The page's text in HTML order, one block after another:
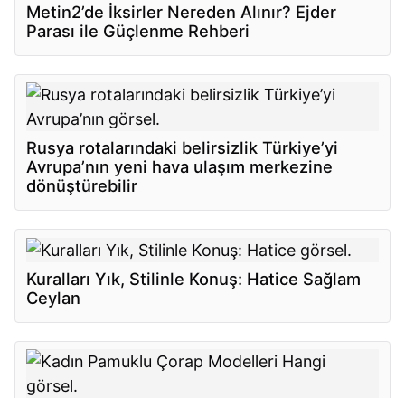
Metin2’de İksirler Nereden Alınır? Ejder
Parası ile Güçlenme Rehberi
Rusya rotalarındaki belirsizlik Türkiye’yi
Avrupa’nın yeni hava ulaşım merkezine
dönüştürebilir
Kuralları Yık, Stilinle Konuş: Hatice Sağlam
Ceylan